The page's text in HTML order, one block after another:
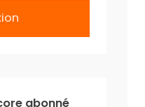
abonné